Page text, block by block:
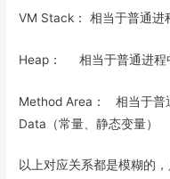
k
VM Stack： 相当于普通进
Heap： 相当于普通进程
Method Area： 相当于普
Data（常量、静态变量）
以上对应关系都是模糊的